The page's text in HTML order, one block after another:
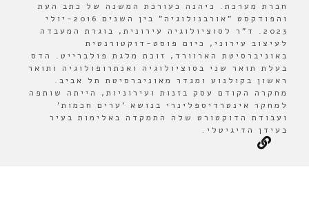
חברת מערכת. כיהנה כעורכת המשנה של כתב העת
והפודקסט "אורבנולוגיה" בין השנים 2016-יולי
2023. ד"ר לסוציולוגיה עירונית, בוגרת המעבדה
לעיצוב עירוני, כיום פוסט-דוקטורנטית
באוניברסיטת הארוורד, זוכת מלגת פולברייט. הדס
בעלת תואר שני בסוציולוגיה ואנתרופולוגיה ותואר
ראשון בקולנוע ומגדר מאוניברסיטת תל אביב.
מחקרה הקודם עסק בזנות ועירוניות, הייתה שותפה
למחקר אינטרדיספלינרי בנושא 'ערים חכמות'
ועבודת הדוקטורט שלה התמקדה באלימות בעיר
בעידן הדיגיטלי.